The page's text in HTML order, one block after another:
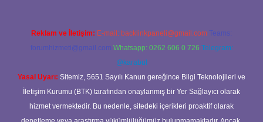
Reklam ve İletişim: E-mail: backlinkpaneli@gmail.com Teams:
forumhizmeti@gmail.com Whatsapp: 0262 606 0 726 Telegram:
@karabul
Yasal Uyarı: Sitemiz, 5651 Sayılı Kanun gereğince Bilgi Teknolojileri ve
İletişim Kurumu (BTK) tarafından onaylanmış bir Yer Sağlayıcı olarak
hizmet vermektedir. Bu nedenle, sitedeki içerikleri proaktif olarak